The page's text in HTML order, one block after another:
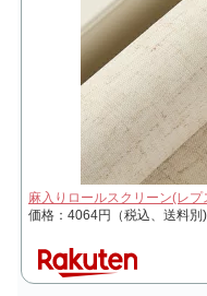
麻入りロールスクリーン(レプ
価格：4064円（税込、送料別)